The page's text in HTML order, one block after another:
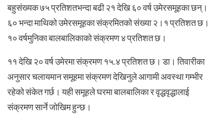
बहुसंख्यक ७५ प्रतिशतभन्दा बढी २१ देखि ६० वर्ष उमेरसमूहका छन्।
६० भन्दा माथिको उमेरसमूहका संक्रमितको संख्या २।१ प्रतिशत छ।
१० वर्षमुनिका बालबालिकाको संक्रमण ४ प्रतिशत छ।
११ देखि २० वर्ष उमेरमा संक्रमण १५.४ प्रतिशत छ। डा। तिवारीका
अनुसार चलायमान समूहमा संक्रमण देखिनुले आगामी अवस्था गम्भीर
रहेको संकेत गर्छ। यही समूहले घरमा बालबालिका र वृद्धवृद्धालाई
संक्रमण सार्ने जोखिम हुन्छ।